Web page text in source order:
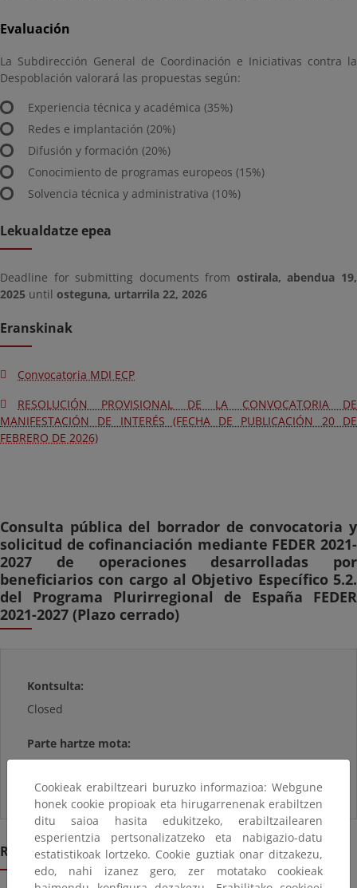
Evaluación
La Subdirección General de Coordinación e Iniciativas contra la
Despoblación valorará las propuestas según:
Experiencia técnica y académica (35%)
Redes e implantación (20%)
Difusión y formación (20%)
Conocimiento de programas europeos (15%)
Solvencia técnica y administrativa (10%)
Lekualdatze epea
Deadline for submitting documents from ostirala, abendua 19,
2025 until osteguna, urtarrila 22, 2026
Eranskinak
Convocatoria MDI ECP
RESOLUCIÓN PROVISIONAL DE LA CONVOCATORIA DE
MANIFESTACIÓN DE INTERÉS (FECHA DE PUBLICACIÓN 20 DE
FEBRERO DE 2026)
Consulta pública del borrador de convocatoria y
solicitud de cofinanciación mediante FEDER 2021-
2027 de operaciones desarrolladas por
beneficiarios con cargo al Objetivo Específico 5.2.
del Programa Plurirregional de España FEDER
2021-2027 (Plazo cerrado)
Kontsulta:
Closed
Parte hartze mota:
Resumen
Cookieak erabiltzeari buruzko informazioa: Webgune
honek cookie propioak eta hirugarrenenak erabiltzen
ditu saioa hasita edukitzeko, erabiltzailearen
esperientzia pertsonalizatzeko eta nabigazio-datu
estatistikoak lortzeko. Cookie guztiak onar ditzakezu,
edo, nahi izanez gero, zer motatako cookieak